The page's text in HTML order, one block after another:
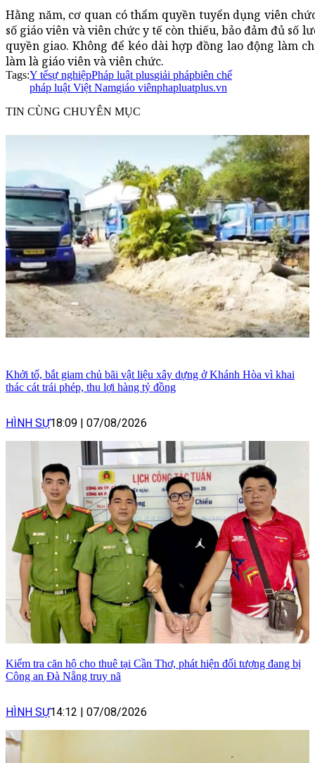
Hằng năm, cơ quan có thẩm quyền tuyển dụng viên
số giáo viên và viên chức y tế còn thiếu, bảo đảm đủ số
quyền giao. Không để kéo dài hợp đồng lao động làm
làm là giáo viên và viên chức.
Tags:Y tếsự nghiệpPháp luật plusgiải phápbiên chế
pháp luật Việt Namgiáo viênphapluatplus.vn
TIN CÙNG CHUYÊN MỤC
Khởi tố, bắt giam chủ bãi vật liệu xây dựng ở Khánh Hòa vì khai
thác cát trái phép, thu lợi hàng tỷ đồng
HÌNH SỰ18:09 07/08/2026
Kiểm tra căn hộ cho thuê tại Cần Thơ, phát hiện đối tượng đang bị
Công an Đà Nẵng truy nã
HÌNH SỰ14:12 07/08/2026